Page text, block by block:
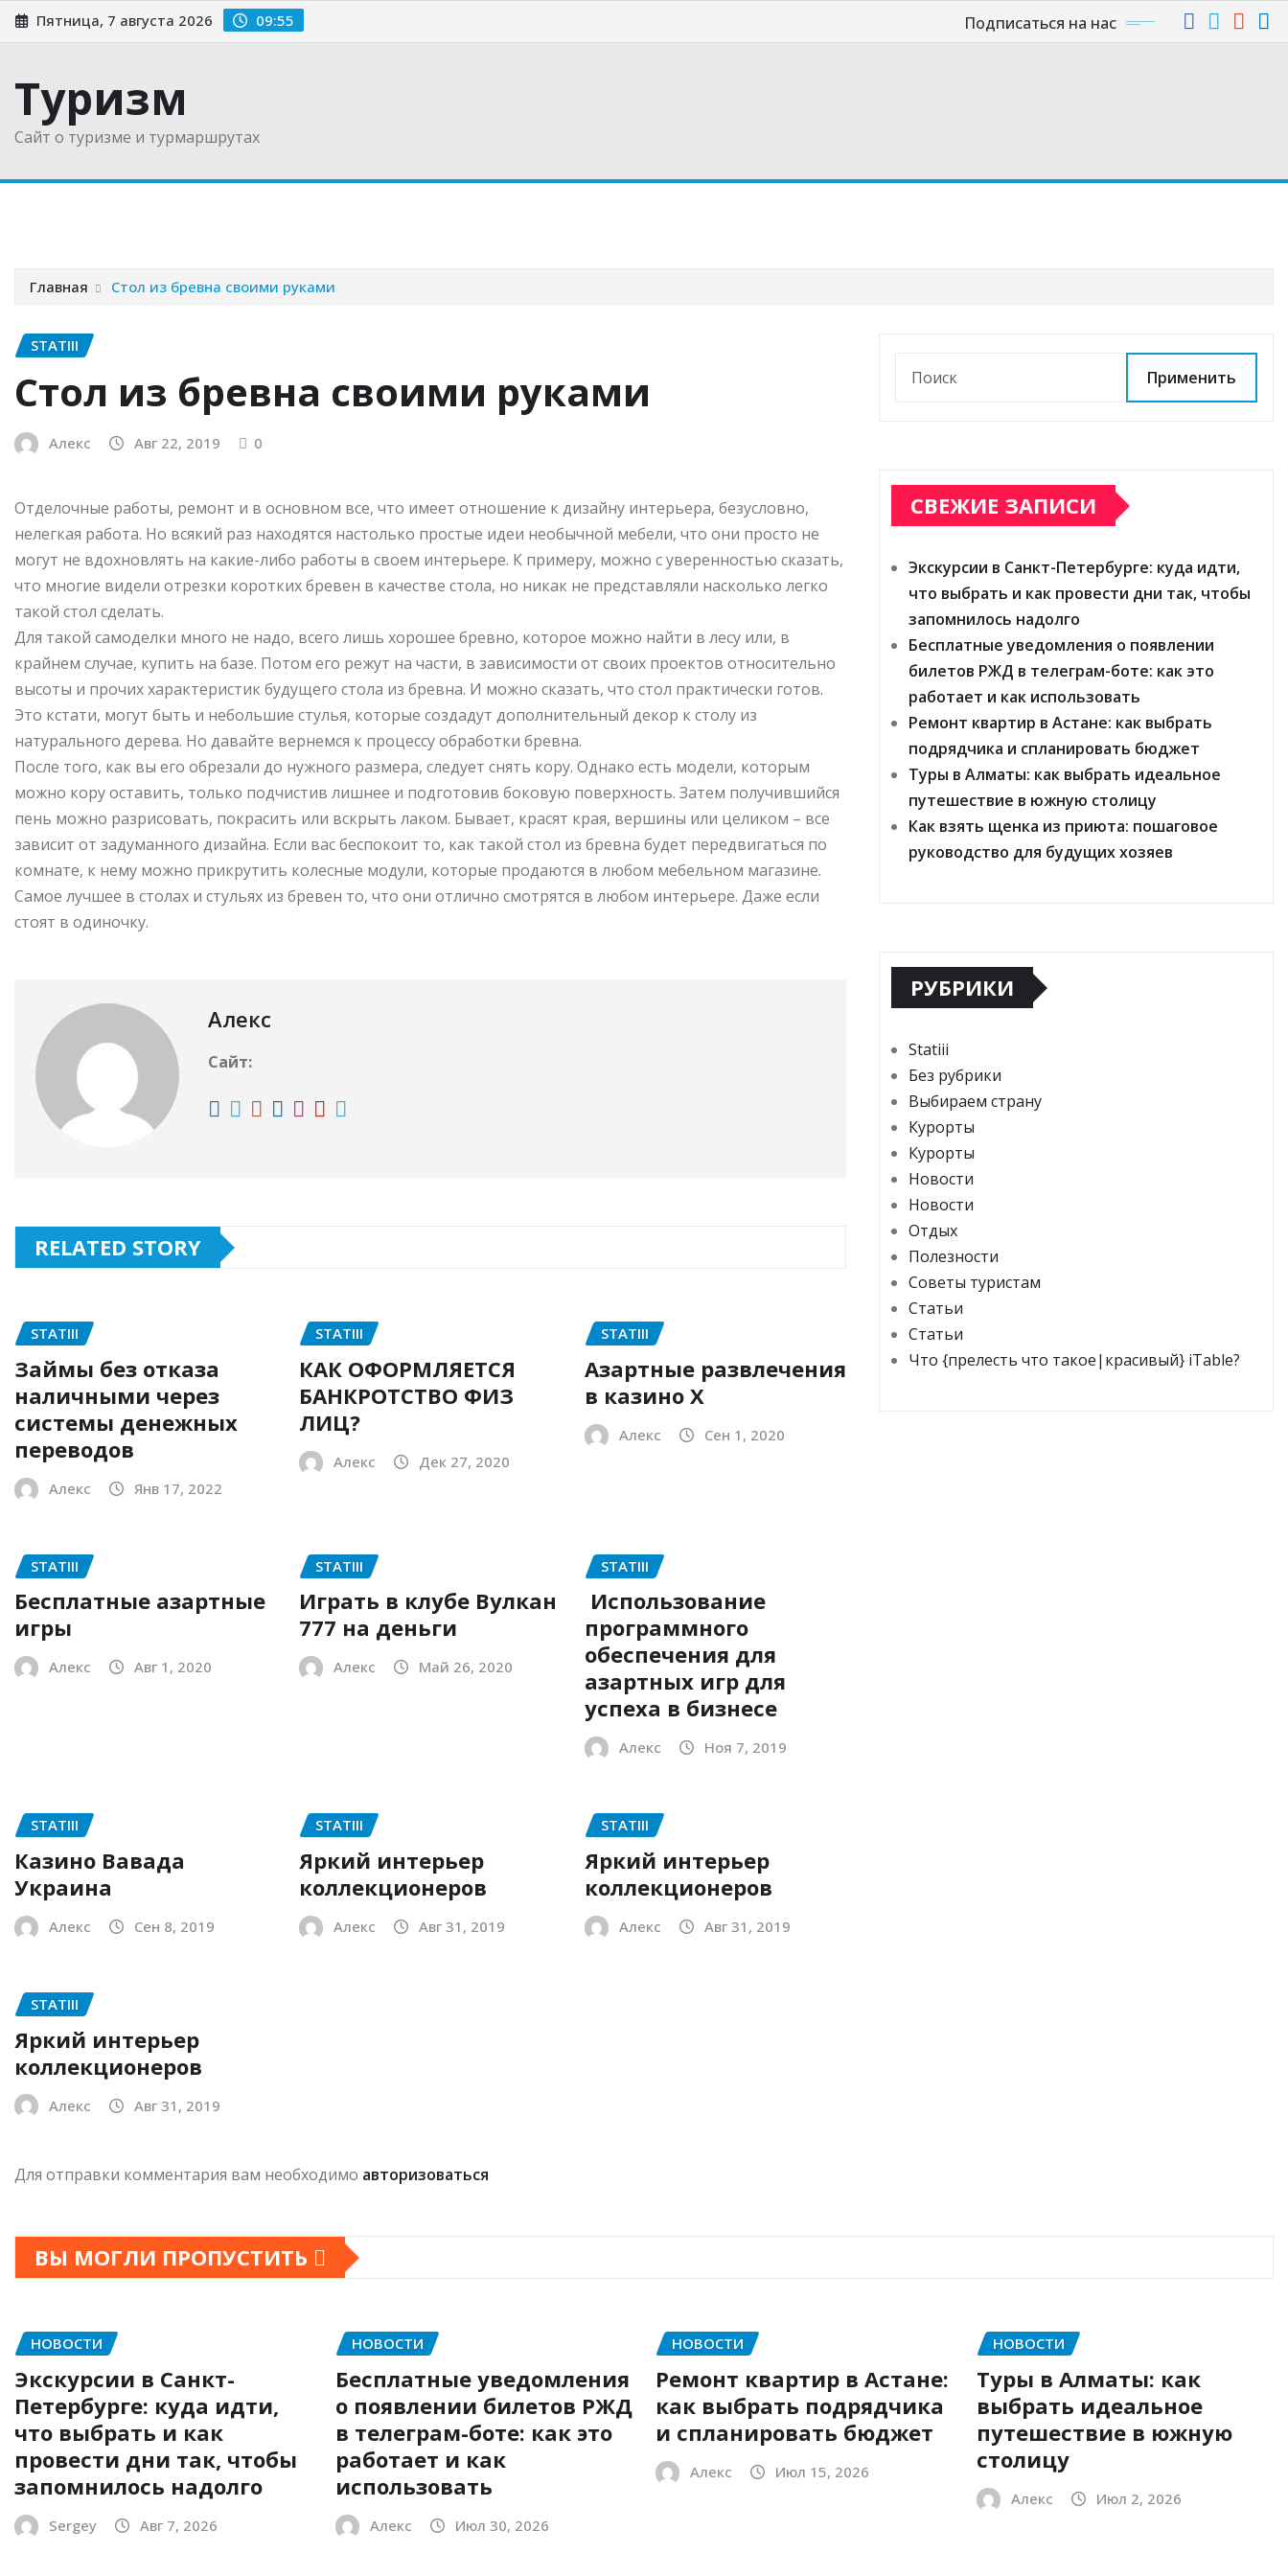
Перейти
к
Пятница, 7 августа 2026 09:55 Подписаться на нас
Туризм
Сайт о туризме и турмаршрутах
Главная Стол из бревна своими руками
STATIII
Стол из бревна своими руками
Алекс Авг 22, 2019 0
Отделочные работы, ремонт и в основном все, что имеет отношение к дизайну интерьера, безусловно,
нелегкая работа. Но всякий раз находятся настолько простые идеи необычной мебели, что они просто не
могут не вдохновлять на какие-либо работы в своем интерьере. К примеру, можно с уверенностью сказать,
что многие видели отрезки коротких бревен в качестве стола, но никак не представляли насколько легко
такой стол сделать.
Для такой самоделки много не надо, всего лишь хорошее бревно, которое можно найти в лесу или, в
крайнем случае, купить на базе. Потом его режут на части, в зависимости от своих проектов относительно
высоты и прочих характеристик будущего стола из бревна. И можно сказать, что стол практически готов.
Это кстати, могут быть и небольшие стулья, которые создадут дополнительный декор к столу из
натурального дерева. Но давайте вернемся к процессу обработки бревна.
После того, как вы его обрезали до нужного размера, следует снять кору. Однако есть модели, которым
можно кору оставить, только подчистив лишнее и подготовив боковую поверхность. Затем получившийся
пень можно разрисовать, покрасить или вскрыть лаком. Бывает, красят края, вершины или целиком – все
зависит от задуманного дизайна. Если вас беспокоит то, как такой стол из бревна будет передвигаться по
комнате, к нему можно прикрутить колесные модули, которые продаются в любом мебельном магазине.
Самое лучшее в столах и стульях из бревен то, что они отлично смотрятся в любом интерьере. Даже если
стоят в одиночку.
Алекс
Сайт:
RELATED STORY
STATIII
Займы без отказа
наличными через
системы денежных
переводов
Алекс Янв 17, 2022
STATIII
КАК ОФОРМЛЯЕТСЯ
БАНКРОТСТВО ФИЗ
ЛИЦ?
Алекс Дек 27, 2020
STATIII
Азартные развлечения
в казино Х
Алекс Сен 1, 2020
STATIII
Бесплатные азартные
игры
Алекс Авг 1, 2020
STATIII
Играть в клубе Вулкан
777 на деньги
Алекс Май 26, 2020
STATIII
Использование
программного
обеспечения для
азартных игр для
успеха в бизнесе
Алекс Ноя 7, 2019
STATIII
Казино Вавада
Украина
Алекс Сен 8, 2019
STATIII
Яркий интерьер
коллекционеров
Алекс Авг 31, 2019
STATIII
Яркий интерьер
коллекционеров
Алекс Авг 31, 2019
STATIII
Яркий интерьер
коллекционеров
Алекс Авг 31, 2019
Для отправки комментария вам необходимо авторизоваться
Применить
СВЕЖИЕ ЗАПИСИ
Экскурсии в Санкт-Петербурге: куда идти,
что выбрать и как провести дни так, чтобы
запомнилось надолго
Бесплатные уведомления о появлении
билетов РЖД в телеграм-боте: как это
работает и как использовать
Ремонт квартир в Астане: как выбрать
подрядчика и спланировать бюджет
Туры в Алматы: как выбрать идеальное
путешествие в южную столицу
Как взять щенка из приюта: пошаговое
руководство для будущих хозяев
РУБРИКИ
Statiii
Без рубрики
Выбираем страну
Курорты
Курорты
Новости
Новости
Отдых
Полезности
Советы туристам
Статьи
Статьи
Что {прелесть что такое|красивый} iTable?
ВЫ МОГЛИ ПРОПУСТИТЬ
НОВОСТИ
Экскурсии в Санкт-
Петербурге: куда идти,
что выбрать и как
провести дни так, чтобы
запомнилось надолго
Sergey Авг 7, 2026
НОВОСТИ
Бесплатные уведомления
о появлении билетов РЖД
в телеграм-боте: как это
работает и как
использовать
Алекс Июл 30, 2026
НОВОСТИ
Ремонт квартир в Астане:
как выбрать подрядчика
и спланировать бюджет
Алекс Июл 15, 2026
НОВОСТИ
Туры в Алматы: как
выбрать идеальное
путешествие в южную
столицу
Алекс Июл 2, 2026